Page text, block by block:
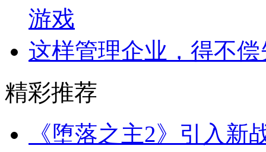
游戏
这样管理企业，得不偿
精彩推荐
《堕落之主2》引入新